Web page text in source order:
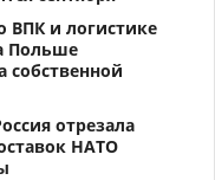
ВПК и логистике
Польше
собственной
отрезала
НАТО